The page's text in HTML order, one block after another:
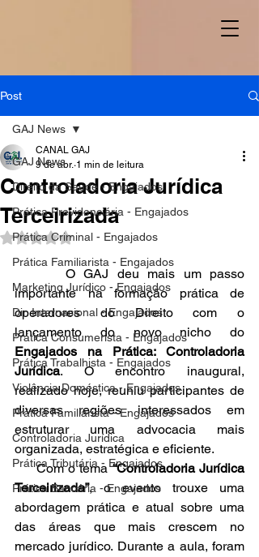
Post
GAJ News
Direito da Saúde - Engajados
Prática Previdenciária - Engajados
Prática Criminal - Engajados
Prática Familiarista - Engajados
Marketing Jurídico - Engajados
Dir. Internacional - Engajados
Prática Consumerista - Engajados
Prática Trabalhista - Engajados
Violência Doméstica - Engajados
Prática Familiarista - Engajados
Controladoria Jurídica
Prática Tributária - Engajados
Prática Bancária - Engajados
GAJ News
Controladoria Jurídica
Terceirizada
CANAL GAJ
9 de abr. 1 min de leitura
Avaliado com NaN de 5 estrelas.
importante na formação prática de
operadores do Direito com o
Engajados na Prática: Controladoria
Jurídica. O encontro inaugural,
realizado hoje, reuniu participantes de
diversas regiões interessados em
estruturar uma advocacia mais
organizada, estratégica e eficiente.
     Com o tema
“Controladoria Jurídica
Terceirizada”, o evento trouxe uma
abordagem prática e atual sobre uma
das áreas que mais crescem no
mercado jurídico. Durante a aula, foram